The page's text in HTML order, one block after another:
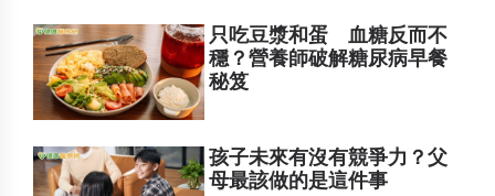
只吃豆漿和蛋 血糖反而不
穩？營養師破解糖尿病早餐
秘笈
孩子未來有沒有競爭力？父
母最該做的是這件事